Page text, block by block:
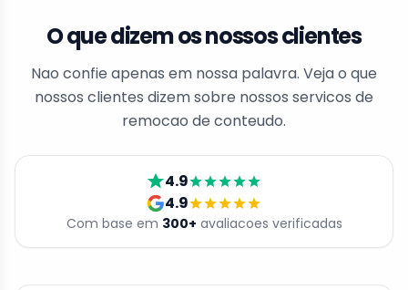
O que dizem os nossos clientes
Nao confie apenas em nossa palavra. Veja o que
nossos clientes dizem sobre nossos servicos de
remocao de conteudo.
4.9
4.9
Com base em 300+ avaliacoes verificadas